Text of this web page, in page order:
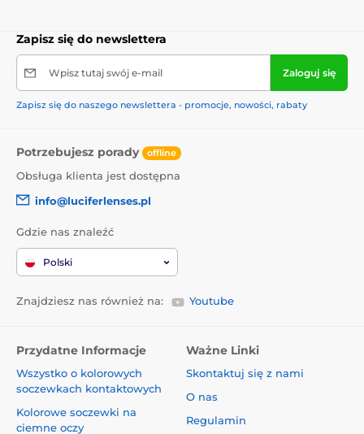
Zapisz się do newslettera
Wpisz tutaj swój e-mail Zaloguj się
Zapisz się do naszego newslettera - promocje, nowości, rabaty
Potrzebujesz porady offline
Obsługa klienta jest dostępna
info@luciferlenses.pl
Gdzie nas znaleźć
Polski
Znajdziesz nas również na: Youtube
Przydatne Informacje
Wszystko o kolorowych
soczewkach kontaktowych
Kolorowe soczewki na
ciemne oczy
Ważne Linki
Skontaktuj się z nami
O nas
Regulamin